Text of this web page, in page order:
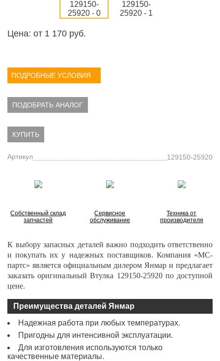
Цена: от 1 170 руб.
ПОДРОБНЫЕ УСЛОВИЯ
ПОДОБРАТЬ АНАЛОГ
КУПИТЬ
Артикул 129150-25920
Собственный склад
запчастей
Сервисное
обслуживание
Техника от
производителя
К выбору запасных деталей важно подходить ответственно
и покупать их у надежных поставщиков. Компания «МС-
партс» является официальным дилером Янмар и предлагает
заказатьоригинальный Втулка 129150-25920 по доступной
цене.
Преимущества деталей Янмар
Надежная работа при любых температурах.
Пригодны для интенсивной эксплуатации.
Для изготовления используются только
качественные материалы.